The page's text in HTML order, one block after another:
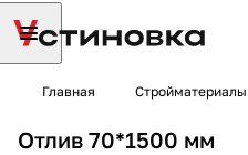
Главная Стройматериалы
Отлив 70*1500 мм